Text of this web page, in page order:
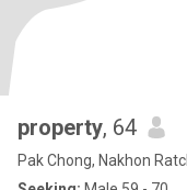
property, 64
Pak Chong, Nakhon